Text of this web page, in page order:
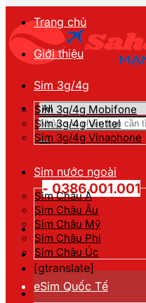
Tìm
kiếm:
Hotline đặt hàng
- 0386.001.001
[gtranslate]
Trang chủ
Giới thiệu
Sim 3g/4g
Sim 3g/4g Mobifone
Sim 3g/4g Viettel
Sim 3g/4g Vinaphone
Sim nước ngoài
Sim Châu Á
Sim Châu Âu
Sim Châu Mỹ
Sim Châu Phi
Sim Châu Úc
eSim Quốc Tế